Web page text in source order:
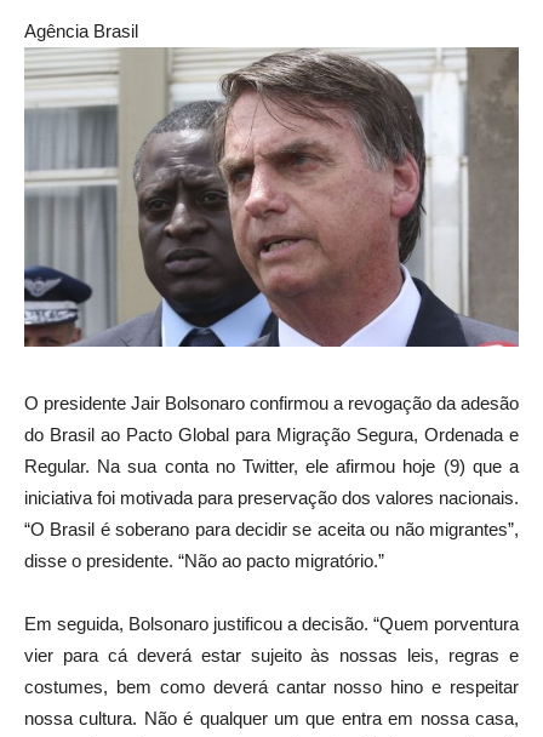
Agência Brasil
O presidente Jair Bolsonaro confirmou a revogação da adesão
do Brasil ao Pacto Global para Migração Segura, Ordenada e
Regular. Na sua conta no Twitter, ele afirmou hoje (9) que a
iniciativa foi motivada para preservação dos valores nacionais.
“O Brasil é soberano para decidir se aceita ou não migrantes”,
disse o presidente. “Não ao pacto migratório.”
Em seguida, Bolsonaro justificou a decisão. “Quem porventura
vier para cá deverá estar sujeito às nossas leis, regras e
costumes, bem como deverá cantar nosso hino e respeitar
nossa cultura. Não é qualquer um que entra em nossa casa,